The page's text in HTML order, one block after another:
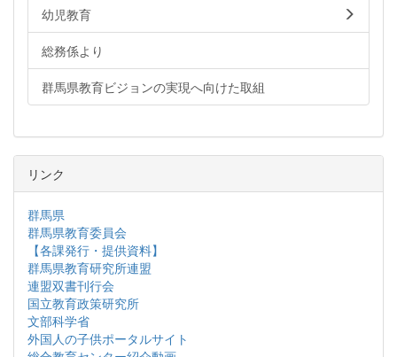
幼児教育
総務係より
群馬県教育ビジョンの実現へ向けた取組
リンク
群馬県
群馬県教育委員会
【各課発行・提供資料】
群馬県教育研究所連盟
連盟双書刊行会
国立教育政策研究所
文部科学省
外国人の子供ポータルサイト